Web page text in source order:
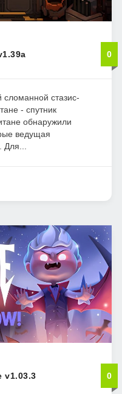
0
стазис-
- спутник
обнаружили
ведущая
v1.03.3 0